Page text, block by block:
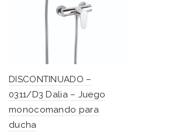
DISCONTINUADO –
0311/D3 Dalia – Juego
monocomando para
ducha